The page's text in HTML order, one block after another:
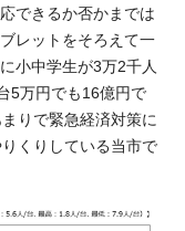
できるか否かまでは
レットをそろえて一
小中学生が3万2千人
5万円でも16億円で
りで緊急経済対策に
くりしている当市で